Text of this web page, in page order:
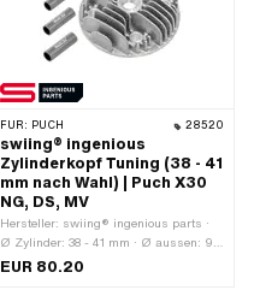
FÜR: PUCH 28520
swiing® ingenious
Zylinderkopf Tuning (38 - 41
mm nach Wahl) | Puch X30
NG, DS, MV
Hersteller: swiing® ingenious parts ·
Ø Zylinder: 38 - 41 mm · Ø aussen: 90
mm · Anzahl Befestigungspunkte: 4
EUR 80.20